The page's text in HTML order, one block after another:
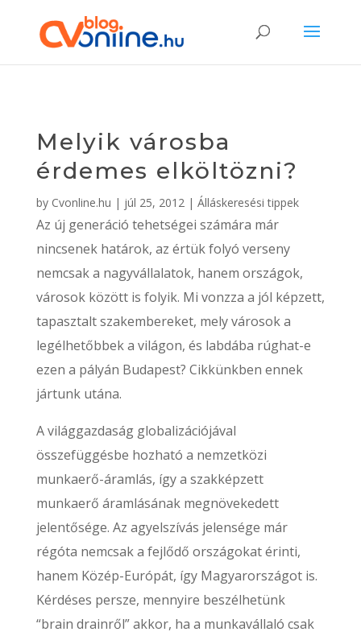
Melyik városba
érdemes elköltözni?
by Cvonline.hu | júl 25, 2012| Álláskeresési tippek
Az új generáció tehetségei számára már
nincsenek határok, az értük folyó verseny
nemcsak a nagyvállalatok, hanem országok,
városok között is folyik. Mi vonzza a jól képzett,
tapasztalt szakembereket, mely városok a
legélhetőbbek a világon, és labdába rúghat-e
ezen a pályán Budapest? Cikkünkben ennek
jártunk utána.
A világgazdaság globalizációjával
összefüggésbe hozható a nemzetközi
munkaerő-áramlás, így a szakképzett
munkaerő áramlásának megnövekedett
jelentősége. Az agyelszívás jelensége már
régóta nemcsak a fejlődő országokat érinti,
hanem Közép-Európát, így Magyarországot is.
Kérdéses persze, mennyire beszélhetünk
“brain drainről” akkor, ha a munkavállaló csak